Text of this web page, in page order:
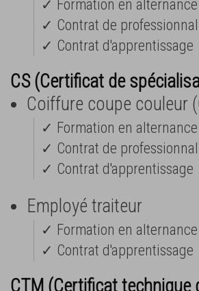
✓ Formation en alternance
✓ Contrat de
✓ Contrat d'apprentissage
CS (Certificat de
Coiffure coupe couleur
✓ Formation en alternance
✓ Contrat de
✓ Contrat d'apprentissage
Employé traiteur
✓ Formation en alternance
✓ Contrat d'apprentissage
CTM (Certificat technique